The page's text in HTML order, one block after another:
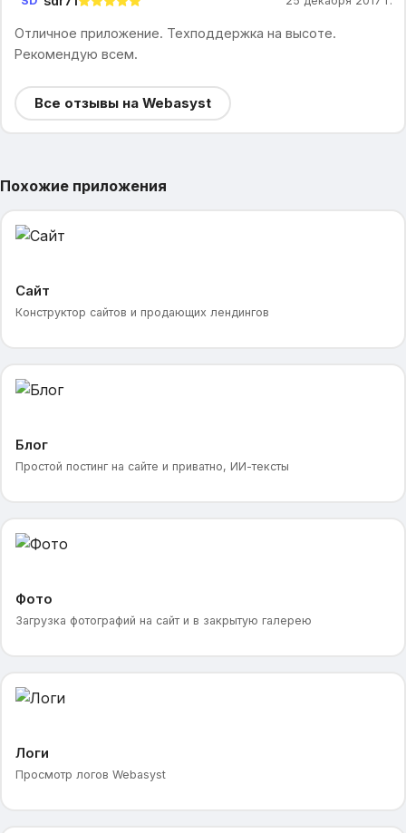
Отличное приложение. Техподдержка на высоте.
Рекомендую всем.
Все отзывы на Webasyst
Похожие приложения
Сайт
Конструктор сайтов и продающих лендингов
Блог
Простой постинг на сайте и приватно, ИИ-тексты
Фото
Загрузка фотографий на сайт и в закрытую галерею
Логи
Просмотр логов Webasyst